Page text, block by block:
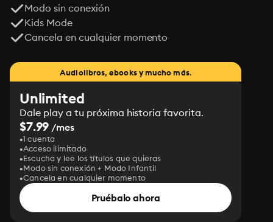
Modo sin conexión
Kids Mode
Cancela en cualquier momento
Audiolibros, ebooks y mucho más.
Unlimited
Dale play a tu próxima historia favorita.
$7.99 /mes
1 cuenta
Acceso ilimitado
Escucha y lee los títulos que quieras
Modo sin conexión + Modo Infantil
Cancela en cualquier momento
Pruébalo ahora